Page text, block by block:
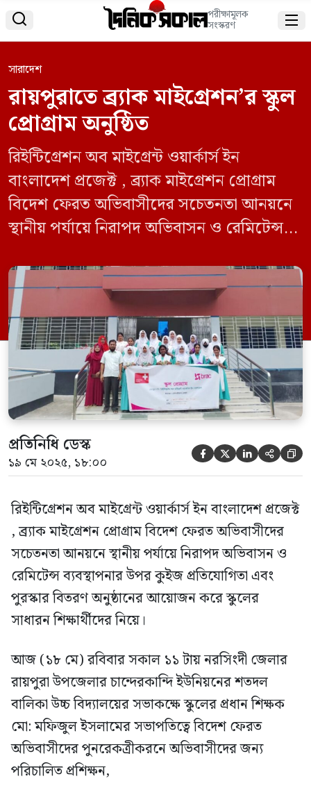
 পরীক্ষামূলক
সংস্করণ 
সারাদেশ
রায়পুরাতে ব্র্যাক মাইগ্রেশন’র স্কুল
প্রোগ্রাম অনুষ্ঠিত
রিইন্টিগ্রেশন অব মাইগ্রেন্ট ওয়ার্কার্স ইন
বাংলাদেশ প্রজেক্ট , ব্র্যাক মাইগ্রেশন প্রোগ্রাম
বিদেশ ফেরত অভিবাসীদের সচেতনতা আনয়নে
স্থানীয় পর্যায়ে নিরাপদ অভিবাসন ও রেমিটেন্স
পুরস্কার বিতরণ অনুষ্ঠানের আয়োজন করে স্কুলের
সাধারন শিক্ষার্থীদের নিয়ে। আজ (১৮ মে)
রবিবার সকাল ১১ টায় নরসিংদী জেলার রায়পুরা
উপজেলার চান্দেরকান্দি ইউনিয়নের শতদল
বালিকা উচ্চ বিদ্যালয়ের সভাকক্ষে স্কুলের […]
প্রতিনিধি ডেস্ক
১৯ মে ২০২৫, ১৮:০০     
রিইন্টিগ্রেশন অব মাইগ্রেন্ট ওয়ার্কার্স ইন বাংলাদেশ প্রজেক্ট
, ব্র্যাক মাইগ্রেশন প্রোগ্রাম বিদেশ ফেরত অভিবাসীদের
সচেতনতা আনয়নে স্থানীয় পর্যায়ে নিরাপদ অভিবাসন ও
রেমিটেন্স ব্যবস্থাপনার উপর কুইজ প্রতিযোগিতা এবং
পুরস্কার বিতরণ অনুষ্ঠানের আয়োজন করে স্কুলের
সাধারন শিক্ষার্থীদের নিয়ে।
আজ (১৮ মে) রবিবার সকাল ১১ টায় নরসিংদী জেলার
রায়পুরা উপজেলার চান্দেরকান্দি ইউনিয়নের শতদল
বালিকা উচ্চ বিদ্যালয়ের সভাকক্ষে স্কুলের প্রধান শিক্ষক
মো: মফিজুল ইসলামের সভাপতিত্বে বিদেশ ফেরত
অভিবাসীদের পুনরেকত্রীকরনে অভিবাসীদের জন্য
পরিচালিত প্রশিক্ষন,